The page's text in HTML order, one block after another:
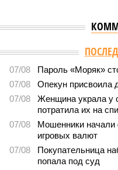
07/08
Пароль «Моряк»
07/08
Опекун присвоила
07/08
Женщина украла у
потратила их на
07/08
Мошенники начали
игровых валют
07/08
Покупательница
попала под суд